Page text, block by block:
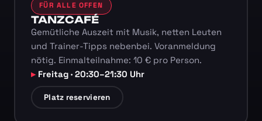
FÜR ALLE OFFEN
TANZCAFÉ
Gemütliche Auszeit mit Musik, netten Leuten
und Trainer-Tipps nebenbei. Voranmeldung
nötig. Einmalteilnahme: 10 € pro Person.
Freitag · 20:30–21:30 Uhr
Platz reservieren